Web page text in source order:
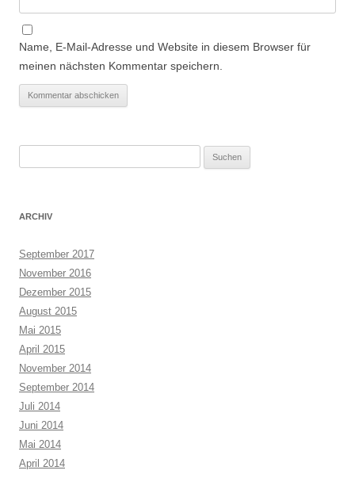
Name, E-Mail-Adresse und Website in diesem Browser für
meinen nächsten Kommentar speichern.
nach:
ARCHIV
September 2017
November 2016
Dezember 2015
August 2015
Mai 2015
April 2015
November 2014
September 2014
Juli 2014
Juni 2014
Mai 2014
April 2014